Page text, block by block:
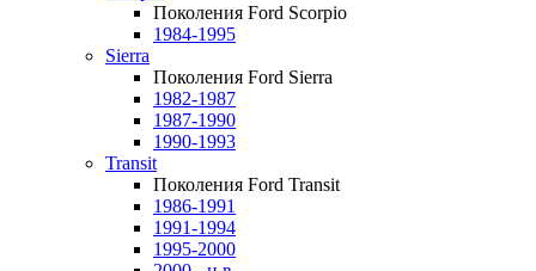
Поколения Ford Scorpio
1984-1995
Sierra
Поколения Ford Sierra
1982-1987
1987-1990
1990-1993
Transit
Поколения Ford Transit
1986-1991
1991-1994
1995-2000